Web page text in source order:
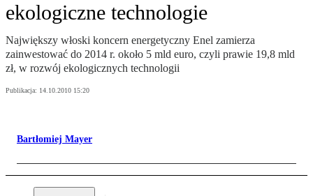
ekologiczne technologie
Największy włoski koncern energetyczny Enel zamierza
zainwestować do 2014 r. około 5 mld euro, czyli prawie 19,8 mld
zł, w rozwój ekologicznych technologii
Publikacja: 14.10.2010 15:20
Bartłomiej Mayer